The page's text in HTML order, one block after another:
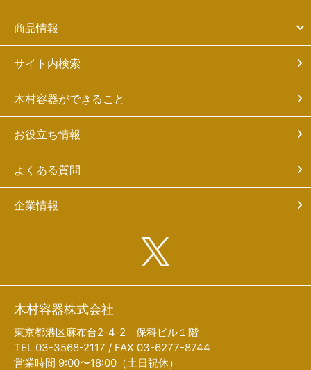
商品情報
サイト内検索
木村容器ができること
お役立ち情報
よくある質問
企業情報
木村容器株式会社
東京都港区麻布台2-4-2 保科ビル１階
TEL 03-3568-2117 / FAX 03-6277-8744
営業時間 9:00〜18:00（土日祝休）